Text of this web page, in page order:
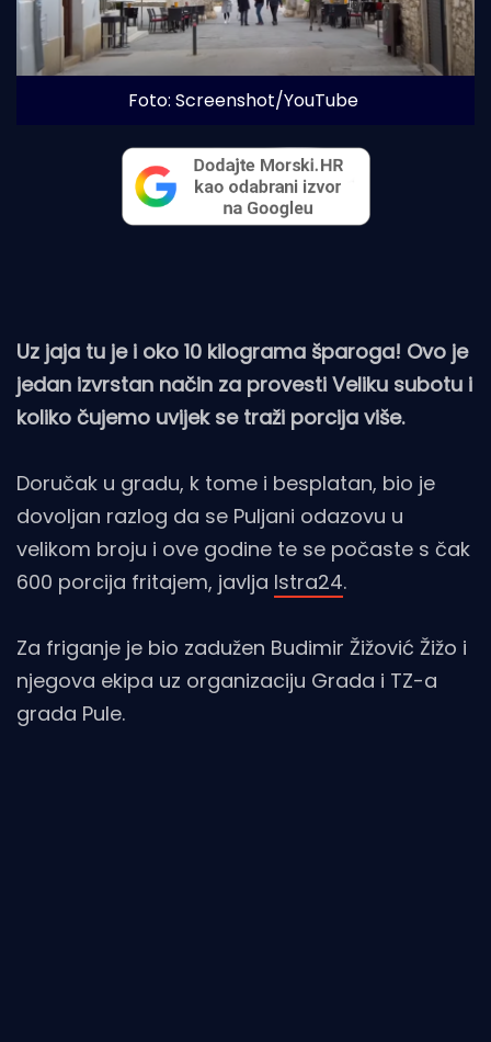
Foto: Screenshot/YouTube
Uz jaja tu je i oko 10 kilograma šparoga! Ovo je
jedan izvrstan način za provesti Veliku subotu i
koliko čujemo uvijek se traži porcija više.
Doručak u gradu, k tome i besplatan, bio je
dovoljan razlog da se Puljani odazovu u
velikom broju i ove godine te se počaste s čak
600 porcija fritajem, javlja Istra24.
Za friganje je bio zadužen Budimir Žižović Žižo i
njegova ekipa uz organizaciju Grada i TZ-a
grada Pule.